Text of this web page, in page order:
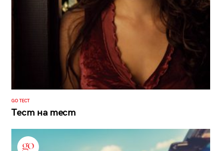
GO ТЕСТ
Тест на тест